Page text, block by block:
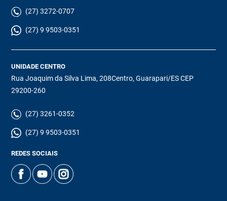
(27) 3272-0707
(27) 9 9503-0351
UNIDADE CENTRO
Rua Joaquim da Silva Lima, 208Centro, Guarapari/ES CEP
29200-260
(27) 3261-0352
(27) 9 9503-0351
REDES SOCIAIS